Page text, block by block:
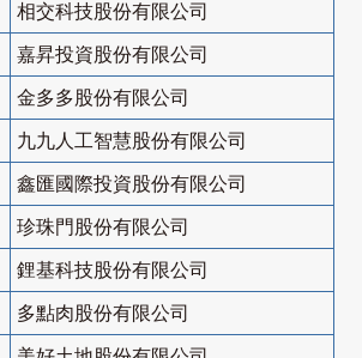
相交科技股份有限公司
嘉昇投資股份有限公司
金多多股份有限公司
九九人工智慧股份有限公司
鑫匯國際投資股份有限公司
珍珠門股份有限公司
鋰基科技股份有限公司
多點肉股份有限公司